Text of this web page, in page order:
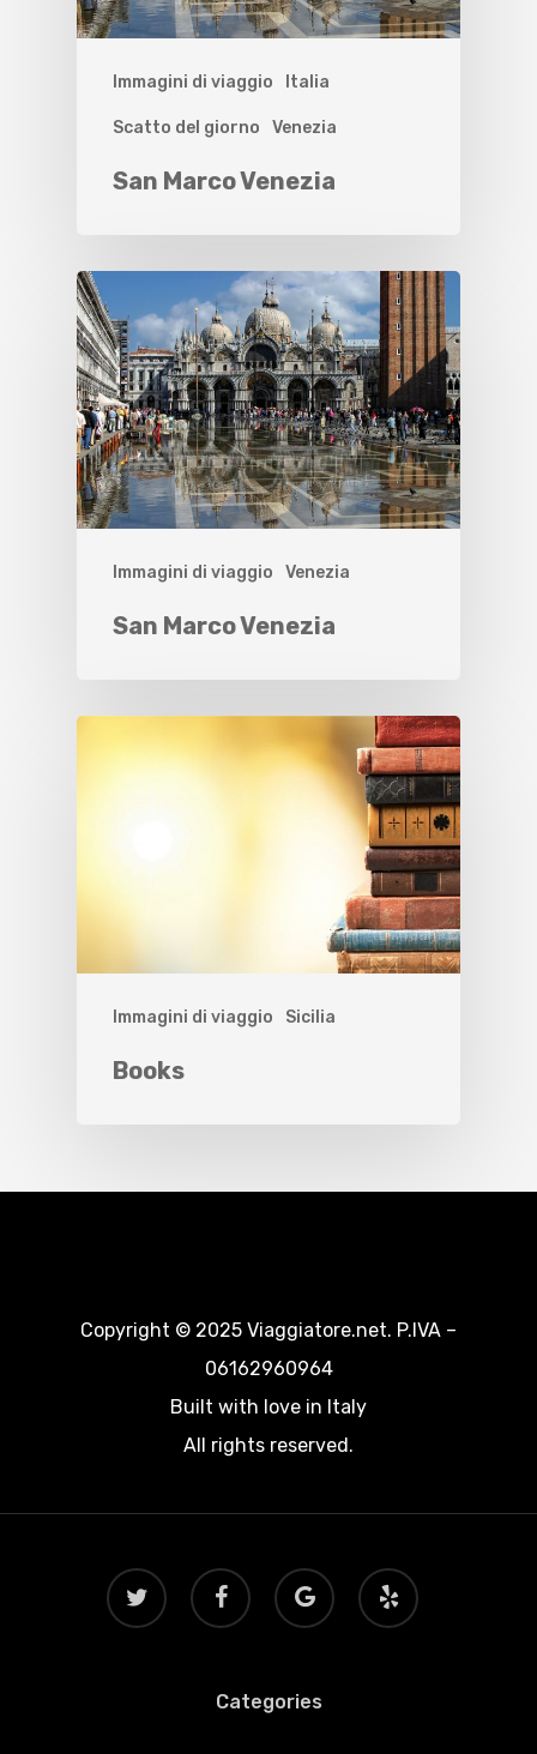
Immagini di viaggio Italia
Scatto del giorno Venezia
San Marco Venezia
Immagini di viaggio Venezia
San Marco Venezia
Immagini di viaggio Sicilia
Books
Copyright © 2025 Viaggiatore.net. P.IVA –
06162960964
Built with love in Italy
All rights reserved.
twitter facebook
google-
plus
yelp
Categories